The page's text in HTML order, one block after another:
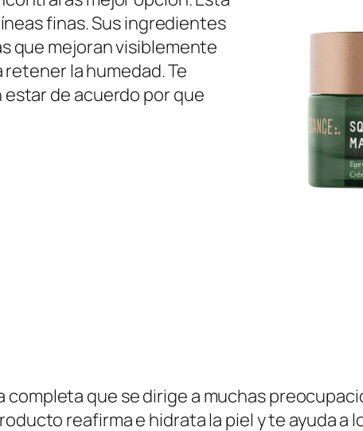
finas. Sus ingredientes
que mejoran visiblemente
la humedad. Te
de acuerdo por que
completa que se dirige a muchas
reafirma e hidrata la piel y te ayuda a